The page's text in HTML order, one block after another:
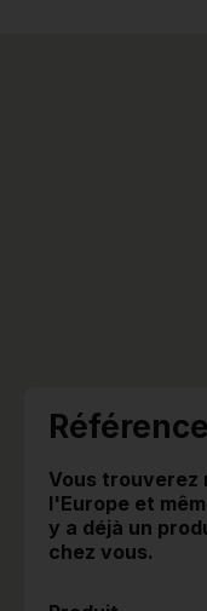
Vous trouverez
l'Europe et
y a déjà un
chez vous.